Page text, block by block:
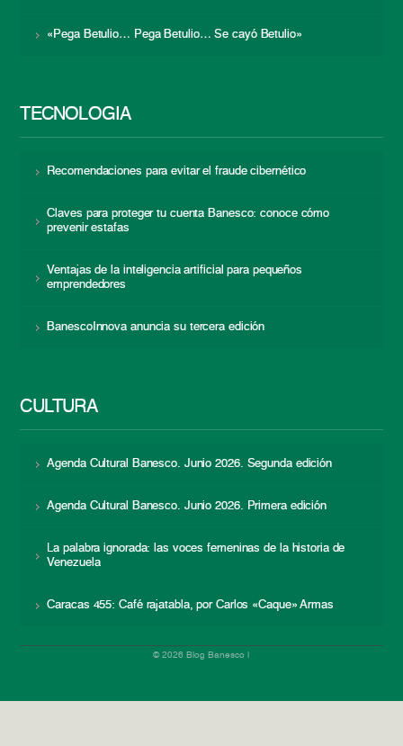
«Pega Betulio… Pega Betulio… Se cayó Betulio»
TECNOLOGÍA
Recomendaciones para evitar el fraude cibernético
Claves para proteger tu cuenta Banesco: conoce cómo
prevenir estafas
Ventajas de la inteligencia artificial para pequeños
emprendedores
BanescoInnova anuncia su tercera edición
CULTURA
Agenda Cultural Banesco. Junio 2026. Segunda edición
Agenda Cultural Banesco. Junio 2026. Primera edición
La palabra ignorada: las voces femeninas de la historia de
Venezuela
Caracas 455: Café rajatabla, por Carlos «Caque» Armas
© 2026 Blog Banesco |